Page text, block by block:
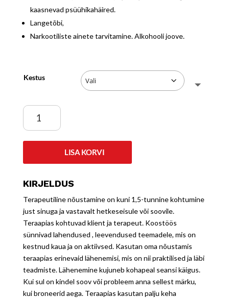
kaasnevad psüühikahäired.
Langetõbi,
Narkootiliste ainete tarvitamine. Alkohooli joove.
Kestus
Terapeutiline
nõustamine
LISA KORVI
KIRJELDUS
Terapeutiline nõustamine on kuni 1,5-tunnine kohtumine
just sinuga ja vastavalt hetkeseisule või soovile.
Teraapias kohtuvad klient ja terapeut. Koostöös
sünnivad lahendused , leevendused teemadele, mis on
kestnud kaua ja on aktiivsed. Kasutan oma nõustamis
teraapias erinevaid lähenemisi, mis on nii praktilised ja läbi
teadmiste. Lähenemine kujuneb kohapeal seansi käigus.
Kui sul on kindel soov või probleem anna sellest märku,
kui broneerid aega. Teraapias kasutan palju keha